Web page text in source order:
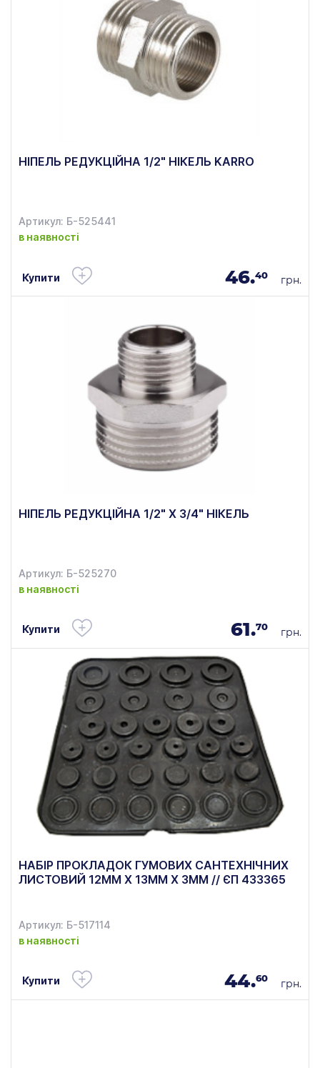
НІПЕЛЬ РЕДУКЦІЙНА 1/2" НІКЕЛЬ KARRO
Артикул: Б-525441
в наявності
Купити 46.40 грн.
НІПЕЛЬ РЕДУКЦІЙНА 1/2" Х 3/4" НІКЕЛЬ
Артикул: Б-525270
в наявності
Купити 61.70 грн.
НАБІР ПРОКЛАДОК ГУМОВИХ САНТЕХНІЧНИХ
ЛИСТОВИЙ 12ММ Х 13ММ Х 3ММ // ЄП 433365
Артикул: Б-517114
в наявності
Купити 44.60 грн.